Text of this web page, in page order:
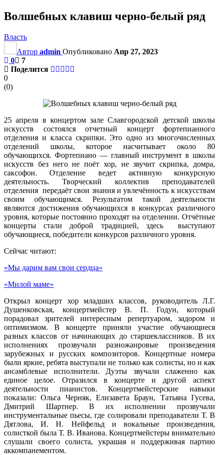
Волшебных клавиш черно-белый ряд
Власть
Автор admin Опубликовано Апр 27, 2023
0
7
Поделится
0
(0)
25 апреля в концертом зале Славгородской детской школы
искусств состоялся отчетный концерт фортепианного
отделения и класса скрипки. Это одно из многочисленных
отделений школы, которое насчитывает около 80
обучающихся. Фортепиано — главный инструмент в школы
искусств без него не поёт хор, не звучит скрипка, домра,
саксофон. Отделение ведет активную конкурсную
деятельность. Творческий коллектив преподавателей
отделения передаёт свои знания и увлечённость к искусствам
своим обучающимся. Результатом такой деятельности
являются достижения обучающихся в конкурсах различного
уровня, которые постоянно проходят на отделении. Отчётные
концерты стали доброй традицией, здесь выступают
обучающиеся, победители конкурсов различного уровня.
Сейчас читают:
«Мы дарим вам свои сердца»
«Милой маме»
Открыл концерт хор младших классов, руководитель Л.Г.
Душенковская, концертмейстер В. П. Годун, который
порадовал зрителей интересным репертуаром, задором и
оптимизмом. В концерте приняли участие обучающиеся
разных классов от начинающих до старшеклассников. В их
исполнениях прозвучали разножанровые произведения
зарубежных и русских композиторов. Концертные номера
были яркие, ребята выступали не только как солисты, но и как
ансамблевые исполнители. Дуэты звучали слаженно как
единое целое. Отразился в концерте и другой аспект
деятельности пианистов. Концертмейстерские навыки
показали: Ольга Черняк, Елизавета Браун, Татьяна Гусева,
Дмитрий Шартнер. В их исполнении прозвучали
инструментальные пьесы, где солировали преподаватели Т. В
Дятлова, И. Н. Нейфельд и вокальные произведения,
солисткой была Т. В. Иванова. Концертмейстеры внимательно
слушали своего солиста, украшая и поддерживая партию
аккомпанементом.